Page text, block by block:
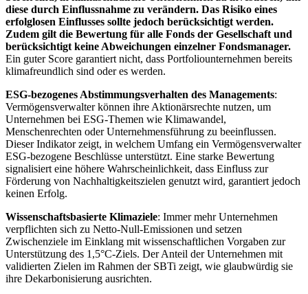
diese durch Einflussnahme zu verändern. Das Risiko eines
erfolglosen Einflusses sollte jedoch berücksichtigt werden.
Zudem gilt die Bewertung für alle Fonds der Gesellschaft und
berücksichtigt keine Abweichungen einzelner Fondsmanager.
Ein guter Score garantiert nicht, dass Portfoliounternehmen bereits
klimafreundlich sind oder es werden.
ESG-bezogenes Abstimmungsverhalten des Managements:
Vermögensverwalter können ihre Aktionärsrechte nutzen, um
Unternehmen bei ESG-Themen wie Klimawandel,
Menschenrechten oder Unternehmensführung zu beeinflussen.
Dieser Indikator zeigt, in welchem Umfang ein Vermögensverwalter
ESG-bezogene Beschlüsse unterstützt. Eine starke Bewertung
signalisiert eine höhere Wahrscheinlichkeit, dass Einfluss zur
Förderung von Nachhaltigkeitszielen genutzt wird, garantiert jedoch
keinen Erfolg.
Wissenschaftsbasierte Klimaziele: Immer mehr Unternehmen
verpflichten sich zu Netto-Null-Emissionen und setzen
Zwischenziele im Einklang mit wissenschaftlichen Vorgaben zur
Unterstützung des 1,5°C-Ziels. Der Anteil der Unternehmen mit
validierten Zielen im Rahmen der SBTi zeigt, wie glaubwürdig sie
ihre Dekarbonisierung ausrichten.